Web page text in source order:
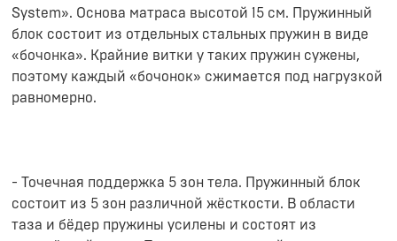
System». Основа матраса высотой 15 см. Пружинный
блок состоит из отдельных стальных пружин в виде
«бочонка». Крайние витки у таких пружин сужены,
поэтому каждый «бочонок» сжимается под нагрузкой
равномерно.
- Точечная поддержка 5 зон тела. Пружинный блок
состоит из 5 зон различной жёсткости. В области
таза и бёдер пружины усилены и состоят из